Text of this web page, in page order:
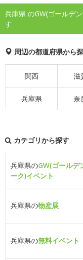
兵庫県 のGW(ゴールデ
す
周辺の都道府県から
関西 滋
兵庫県 奈
カテゴリから探す
兵庫県のGW(ゴールデ
ーク)イベント
兵庫県の物産展
兵庫県の無料イベント